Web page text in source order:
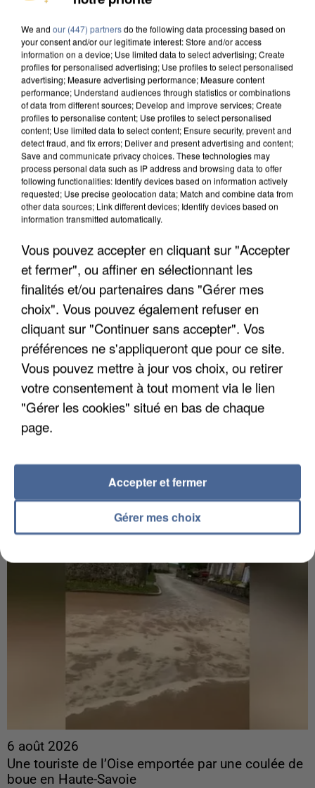
8h00
Un second cadre de la DZ Mafia interpellé en
Algérie
Un cofondateur du réseau avait été interpellé
quelques jours plus tôt.
Gabriel Attal et Raphaël Glucksmann visés par des
Sollicité, Sébastien Lecornu annonce un "travail
commun" avec les partis à la rentrée.
6 août 2026
Une touriste de l’Oise emportée par une coulée de
boue en Haute-Savoie
We and our (447) partnersdo the following data processing based on
your consent and/or our legitimate interest: Store and/or access
information on a device; Use limited data to select advertising; Create
profiles for personalised advertising; Use profiles to select personalised
advertising; Measure advertising performance; Measure content
performance; Understand audiences through statistics or combinations
of data from different sources; Develop and improve services; Create
profiles to personalise content; Use profiles to select personalised
content; Use limited data to select content; Ensure security, prevent and
detect fraud, and fix errors; Deliver and present advertising and content;
Save and communicate privacy choices. These technologies may
process personal data such as IP address and browsing data to offer
following functionalities: Identify devices based on information actively
requested; Use precise geolocation data; Match and combine data from
other data sources; Link different devices; Identify devices based on
information transmitted automatically.
Vous pouvez accepter en cliquant sur "Accepter
et fermer", ou affiner en sélectionnant les
finalités et/ou partenaires dans "Gérer mes
choix". Vous pouvez également refuser en
cliquant sur "Continuer sans accepter". Vos
préférences ne s'appliqueront que pour ce site.
Vous pouvez mettre à jour vos choix, ou retirer
votre consentement à tout moment via le lien
"Gérer les cookies" situé en bas de chaque
page.
Gérer mes choix
Accepter et fermer